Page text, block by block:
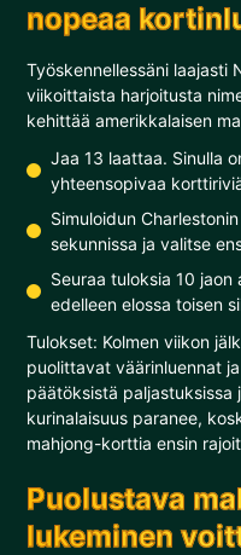
nopeaa
Työskennellessäni laajasti
viikoittaista harjoitusta
kehittää amerikkalaisen
Jaa 13 laattaa. Sinulla
yhteensopivaa
Simuloidun
sekunnissa ja valitse
Seuraa tuloksia 10
edelleen elossa toisen
Tulokset: Kolmen viikon
puolittavat väärinluennat
päätöksistä paljastuksissa
kurinalaisuus paranee,
mahjong-korttia ensin
Puolustava
lukeminen